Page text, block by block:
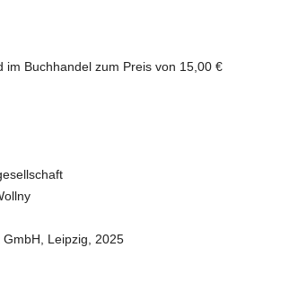
Buchhandel zum Preis von 15,00 €
Leipzig, 2025